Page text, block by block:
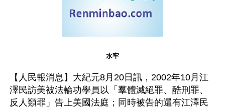
水牢
【人民報消息】大紀元8月20日訊，2002年10月江
澤民訪美被法輪功學員以「羣體滅絕罪、酷刑罪、
反人類罪」告上美國法庭；同時被告的還有江澤民